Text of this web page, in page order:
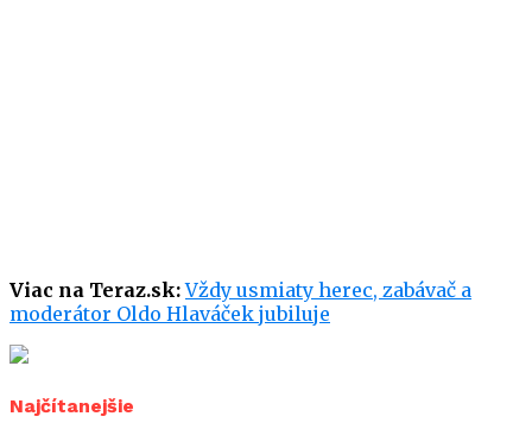
Viac na Teraz.sk: Vždy usmiaty herec, zabávač a
moderátor Oldo Hlaváček jubiluje
Najčítanejšie